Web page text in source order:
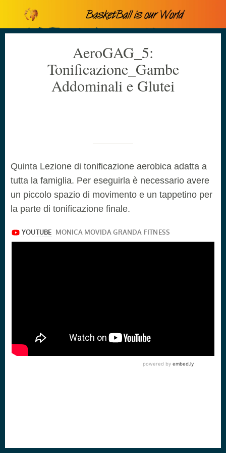
AeroGAG_5:
Tonificazione_Gambe
Addominali e Glutei
Quinta Lezione di tonificazione aerobica adatta a
tutta la famiglia. Per eseguirla è necessario avere
un piccolo spazio di movimento e un tappetino per
la parte di tonificazione finale.